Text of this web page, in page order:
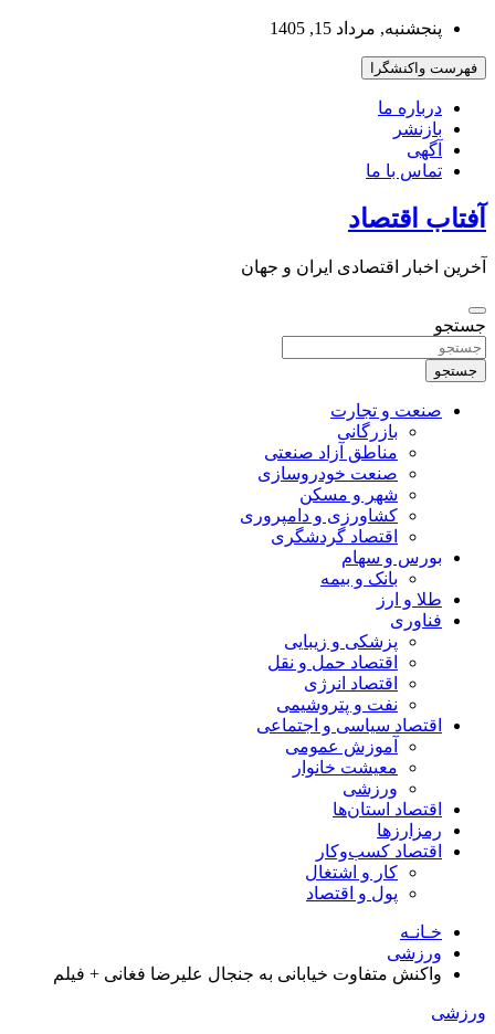
بروید
پنجشنبه, مرداد 15, 1405
فهرست واکنشگرا
درباره ما
بازنشر
آگهی
تماس با ما
آفتاب اقتصاد
آخرین اخبار اقتصادی ایران و جهان
جستجو
جستجو
صنعت و تجارت
بازرگانی
مناطق آزاد صنعتی
صنعت خودروسازی
شهر و مسکن
کشاورزی و دامپروری
اقتصاد گردشگری
بورس و سهام
بانک و بیمه
طلا و ارز
فناوری
پزشکی و زیبایی
اقتصاد حمل و نقل
اقتصاد انرژی
نفت و پتروشیمی
اقتصاد سیاسی و اجتماعی
آموزش عمومی
معیشت خانوار
ورزشی
اقتصاد استان‌ها
رمزارزها
اقتصاد کسب‌و‌کار
کار و اشتغال
پول و اقتصاد
خـانـه
ورزشی
واکنش متفاوت خیابانی به جنجال علیرضا فغانی + فیلم
ورزشی